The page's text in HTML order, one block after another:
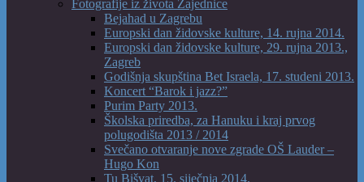
Fotografije iz života Zajednice
Bejahad u Zagrebu
Europski dan židovske kulture, 14. rujna 2014.
Europski dan židovske kulture, 29. rujna 2013.,
Zagreb
Godišnja skupština Bet Israela, 17. studeni 2013.
Koncert “Barok i jazz?”
Purim Party 2013.
Školska priredba, za Hanuku i kraj prvog
polugodišta 2013 / 2014
Svečano otvaranje nove zgrade OŠ Lauder –
Hugo Kon
Tu Bišvat, 15. siječnja 2014.